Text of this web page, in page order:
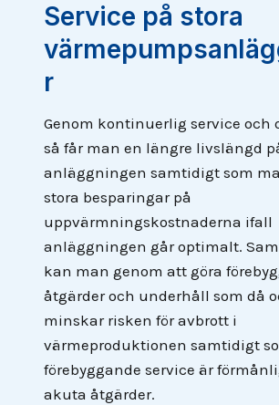
Service på stora
r
Genom kontinuerlig service och
så får man en längre livslängd
anläggningen samtidigt som
stora besparingar på
uppvärmningskostnaderna ifall
anläggningen går optimalt.
kan man genom att göra
åtgärder och underhåll som då
minskar risken för avbrott i
värmeproduktionen samtidigt
förebyggande service är
akuta åtgärder.